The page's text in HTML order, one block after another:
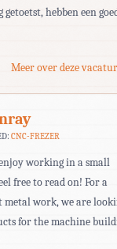
hebben een
Meer over deze
CNC-FREZER
working in a small
free to read on! For a
metal work, we are
for the machine